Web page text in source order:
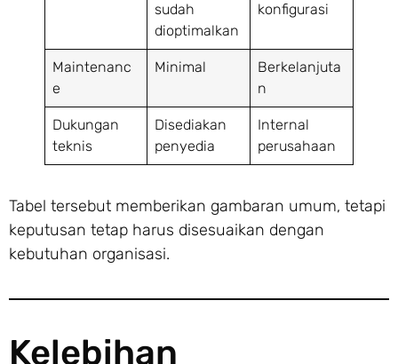
sudah
dioptimalkan
konfigurasi
Maintenanc
e
Minimal
Berkelanjuta
n
Dukungan
teknis
Disediakan
penyedia
Internal
perusahaan
Tabel tersebut memberikan gambaran umum, tetapi
keputusan tetap harus disesuaikan dengan
kebutuhan organisasi.
Kelebihan